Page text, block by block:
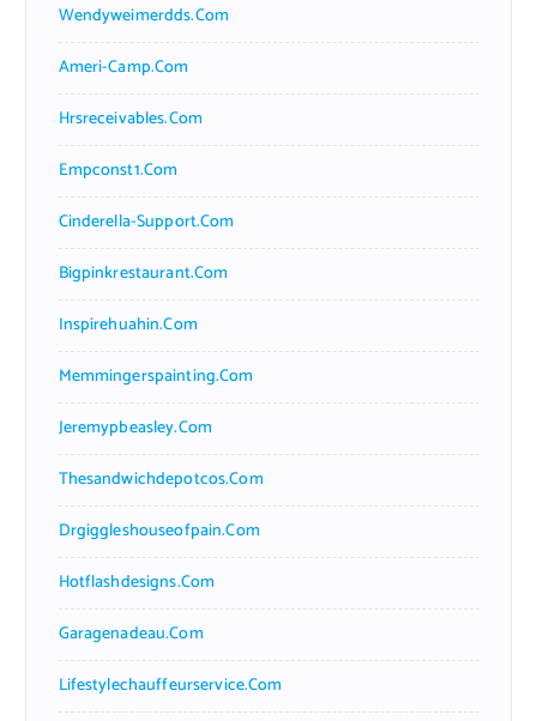
Wendyweimerdds.com
Ameri-Camp.com
Hrsreceivables.com
Empconst1.com
Cinderella-Support.com
Bigpinkrestaurant.com
Inspirehuahin.com
Memmingerspainting.com
Jeremypbeasley.com
Thesandwichdepotcos.com
Drgiggleshouseofpain.com
Hotflashdesigns.com
Garagenadeau.com
Lifestylechauffeurservice.com